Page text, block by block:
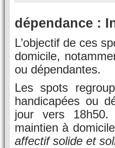
dépendance :
L’objectif de ces
domicile,
ou dépendantes.
Les spots
handicapées ou
jour vers
maintien à
affectif solide et